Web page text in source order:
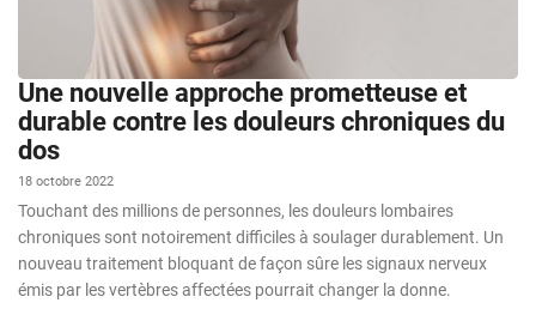
Une nouvelle approche prometteuse et
durable contre les douleurs chroniques du
dos
18 octobre 2022
Touchant des millions de personnes, les douleurs lombaires
chroniques sont notoirement difficiles à soulager durablement. Un
nouveau traitement bloquant de façon sûre les signaux nerveux
émis par les vertèbres affectées pourrait changer la donne.